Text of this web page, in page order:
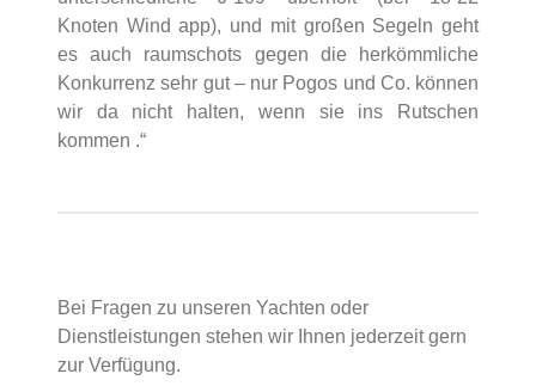
Knoten Wind app), und mit großen Segeln geht
es auch raumschots gegen die herkömmliche
Konkurrenz sehr gut – nur Pogos und Co. können
wir da nicht halten, wenn sie ins Rutschen
kommen .“
Bei Fragen zu unseren Yachten oder
Dienstleistungen stehen wir Ihnen jederzeit gern
zur Verfügung.